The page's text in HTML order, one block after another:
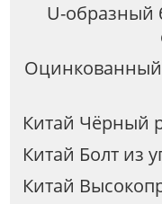
U-образный
Оцинкованный
Китай Чёрный
Китай Болт из
Китай